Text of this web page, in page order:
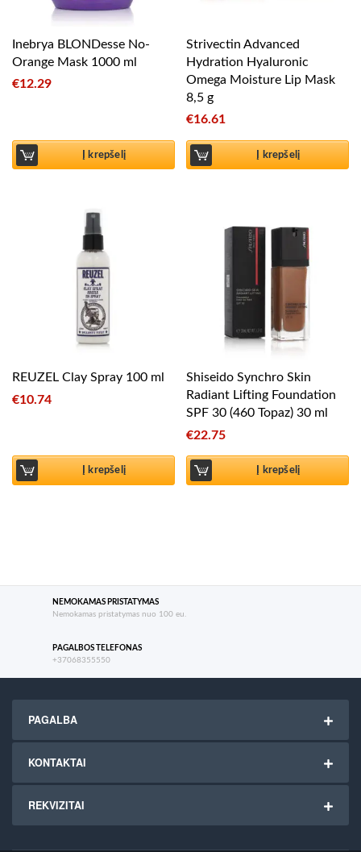
Inebrya BLONDesse No-
Orange Mask 1000 ml
€12.29
Į krepšelį
Strivectin Advanced
Hydration Hyaluronic
Omega Moisture Lip Mask
8,5 g
€16.61
Į krepšelį
REUZEL Clay Spray 100 ml
€10.74
Į krepšelį
Shiseido Synchro Skin
Radiant Lifting Foundation
SPF 30 (460 Topaz) 30 ml
€22.75
Į krepšelį
NEMOKAMAS PRISTATYMAS
Nemokamas pristatymas nuo 100 eu.
PAGALBOS TELEFONAS
+37068355550
PAGALBA
KONTAKTAI
REKVIZITAI